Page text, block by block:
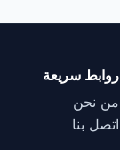
روابط سريعة
من نحن
اتصل بنا